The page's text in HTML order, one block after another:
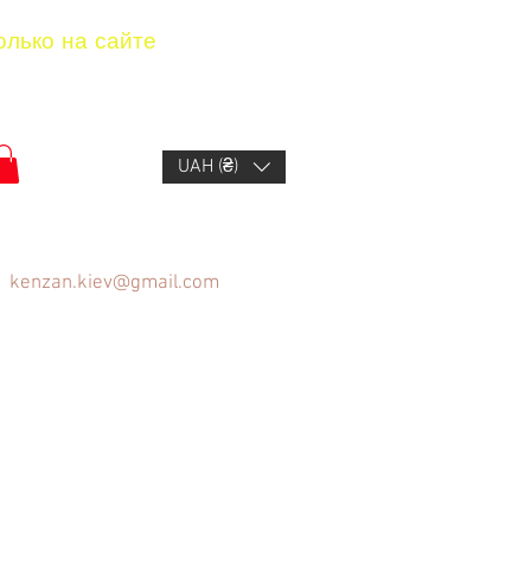
на сайте
UAH (₴)
kenzan.kiev@gmail.com